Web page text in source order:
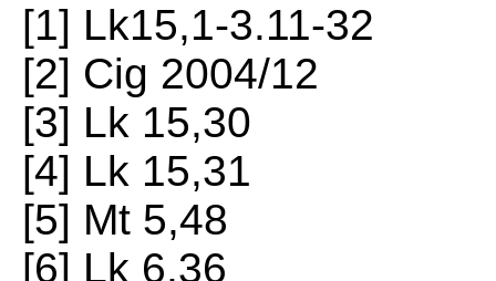
[1] Lk15,1-3.11-32
[2] Cig 2004/12
[3] Lk 15,30
[4] Lk 15,31
[5] Mt 5,48
[6] Lk 6,36